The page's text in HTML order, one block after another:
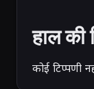
हाल की
कोई टिप्पणी